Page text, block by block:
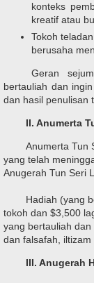
konteks
kreatif atau
Tokoh
berusaha
Geran
bertauliah dan
dan hasil penulisan
II. Anumerta
Anumerta Tun
yang telah
Anugerah Tun Seri
Hadiah (yang
tokoh dan $3,500
yang bertauliah
dan falsafah,
III. Anugerah